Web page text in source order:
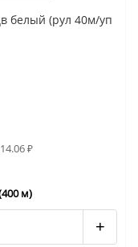
белый (рул 40м/уп
₽
м)
+